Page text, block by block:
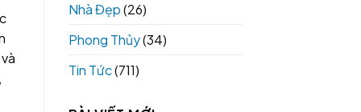
Nhà Đẹp(26)
Phong Thủy(34)
Tin Tức(711)